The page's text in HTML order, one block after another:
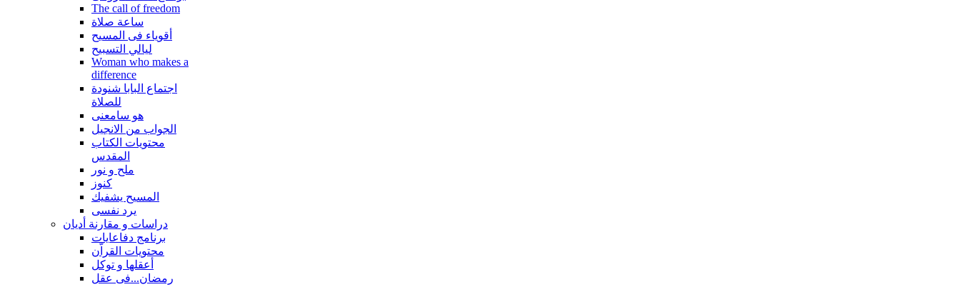
The call of freedom
ساعة صلاة
أقوياء فى المسيح
ليالي التسبيح
Woman who makes a
difference
اجتماع البابا شنودة
للصلاة
هو سامعنى
الجواب من الانجيل
محتويات الكتاب
المقدس
ملح و نور
كنوز
المسيح يشفيك
يرد نفسى
دراسات و مقارنة أديان
برنامج دفاعايات
محتويات القراّن
أعقلها و توكل
رمضان...فى عقل